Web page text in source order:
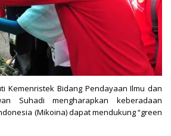
Kemenristek Bidang Pendayaan Ilmu dan
Suhadi mengharapkan keberadaan
(Mikoina) dapat mendukung “green